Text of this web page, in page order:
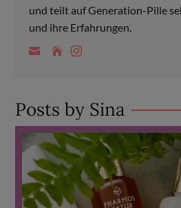
und teilt auf Generation-Pille
und ihre Erfahrungen.
Posts by Sina